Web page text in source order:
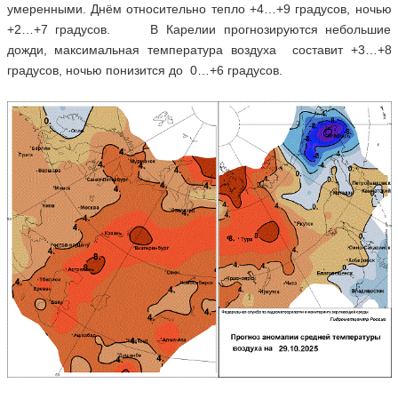
умеренными. Днём относительно тепло +4…+9 градусов, ночью
+2…+7 градусов. В Карелии прогнозируются небольшие
дожди, максимальная температура воздуха составит +3…+8
градусов, ночью понизится до 0…+6 градусов.